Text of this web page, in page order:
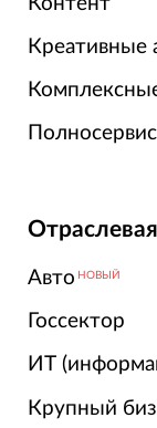
Креативные
Авто НОВЫЙ
Госсектор
ИТ
Крупный